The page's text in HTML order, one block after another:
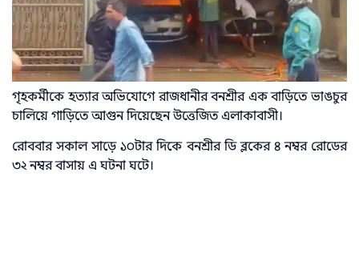
গৃহকর্মীকে হত্যার অভিযোগে রাজধানীর বনশ্রীর এক বাড়িতে ভাঙচুর
চালিয়ে গাড়িতে আগুন দিয়েছেন উত্তেজিত এলাকাবাসী।
রোববার সকাল সাড়ে ১০টার দিকে বনশ্রীর ডি ব্লকের ৪ নম্বর রোডের
৩২ নম্বর বাসায় এ ঘটনা ঘটে।